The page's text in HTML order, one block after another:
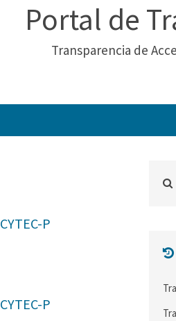
Portal de
Transparencia de
P
P